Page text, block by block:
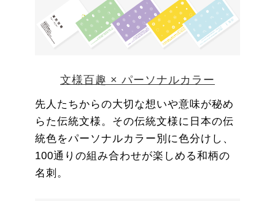
文様百趣 × パーソナルカラー
先人たちからの大切な想いや意味が秘め
らた伝統文様。その伝統文様に日本の伝
統色をパーソナルカラー別に色分けし、
100通りの組み合わせが楽しめる和柄の
名刺。